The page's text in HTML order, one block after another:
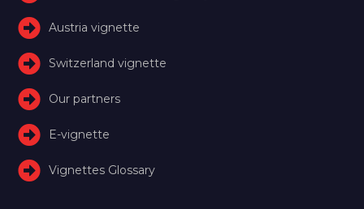
Austria vignette
Switzerland vignette
Our partners
E-vignette
Vignettes Glossary